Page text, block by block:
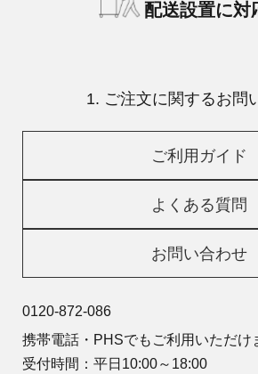
配送設置に対
1. ご注文に関するお問
ご利用ガイド
よくある質問
お問い合わせ
0120-872-086
携帯電話・PHSでもご利用いただけ
受付時間：平日10:00～18:00